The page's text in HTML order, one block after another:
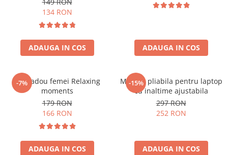
134 RON
ADAUGA IN COS ADAUGA IN COS
-7%
Set cadou femei Relaxing
moments
179 RON
166 RON
ADAUGA IN COS
-15%
Masuta pliabila pentru laptop
cu inaltime ajustabila
297 RON
252 RON
ADAUGA IN COS